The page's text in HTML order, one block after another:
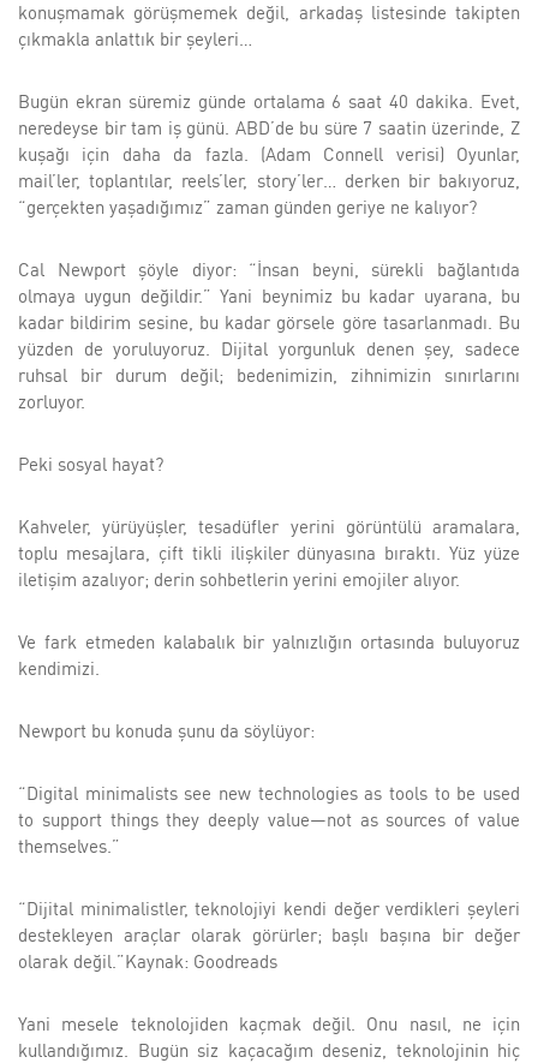
konuşmamak görüşmemek değil, arkadaş listesinde takipten
çıkmakla anlattık bir şeyleri…
Bugün ekran süremiz günde ortalama 6 saat 40 dakika. Evet,
neredeyse bir tam iş günü. ABD’de bu süre 7 saatin üzerinde, Z
kuşağı için daha da fazla. (Adam Connell verisi) Oyunlar,
mail’ler, toplantılar, reels’ler, story’ler… derken bir bakıyoruz,
“gerçekten yaşadığımız” zaman günden geriye ne kalıyor?
Cal Newport şöyle diyor: “İnsan beyni, sürekli bağlantıda
olmaya uygun değildir.” Yani beynimiz bu kadar uyarana, bu
kadar bildirim sesine, bu kadar görsele göre tasarlanmadı. Bu
yüzden de yoruluyoruz. Dijital yorgunluk denen şey, sadece
ruhsal bir durum değil; bedenimizin, zihnimizin sınırlarını
zorluyor.
Peki sosyal hayat?
Kahveler, yürüyüşler, tesadüfler yerini görüntülü aramalara,
toplu mesajlara, çift tikli ilişkiler dünyasına bıraktı. Yüz yüze
iletişim azalıyor; derin sohbetlerin yerini emojiler alıyor.
Ve fark etmeden kalabalık bir yalnızlığın ortasında buluyoruz
kendimizi.
Newport bu konuda şunu da söylüyor:
“Digital minimalists see new technologies as tools to be used
to support things they deeply value—not as sources of value
themselves.”
“Dijital minimalistler, teknolojiyi kendi değer verdikleri şeyleri
destekleyen araçlar olarak görürler; başlı başına bir değer
olarak değil.”Kaynak: Goodreads
Yani mesele teknolojiden kaçmak değil. Onu nasıl, ne için
kullandığımız. Bugün siz kaçacağım deseniz, teknolojinin hiç